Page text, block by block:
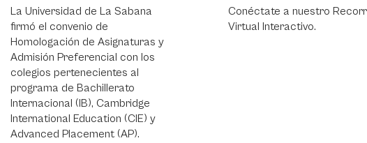
La Universidad de La Sabana
firmó el convenio de
Homologación de Asignaturas y
Admisión Preferencial con los
colegios pertenecientes al
programa de Bachillerato
Internacional (IB), Cambridge
International Education (CIE) y
Advanced Placement (AP).
Conéctate a nuestro Recorrido
Virtual Interactivo.